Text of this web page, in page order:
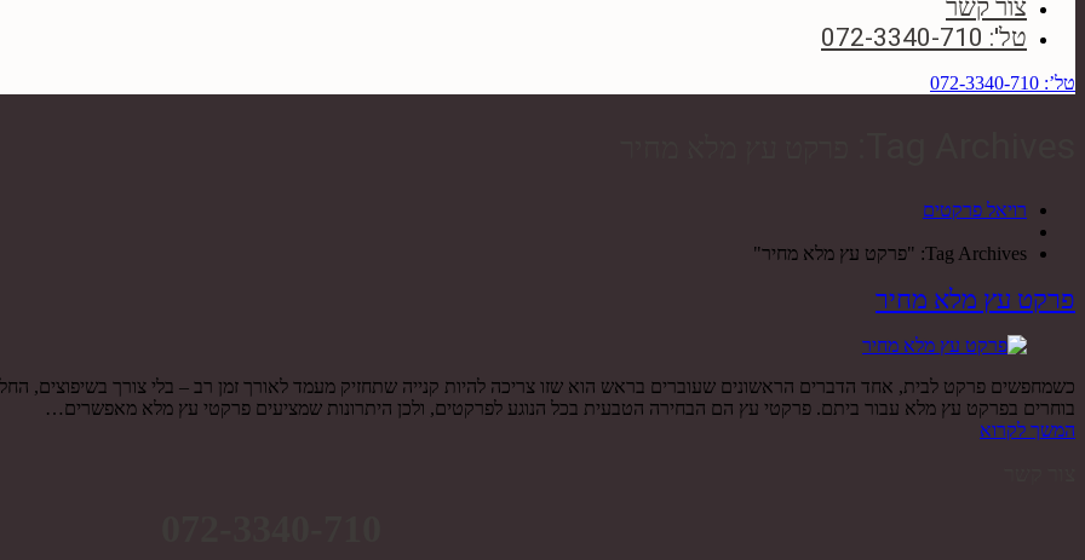
צור קשר
טל': 072-3340-710
טל’: 072-3340-710
רויאל פרקטים
Tag Archives: "פרקט עץ מלא מחיר"
פרקט עץ מלא מחיר
כשמחפשים פרקט לבית, אחד הדברים הראשונים שעוברים בראש הוא שזו צריכה להיות קנייה שתחזיק מעמד לאורך זמן רב – בלי צורך בשיפוצים,
בוחרים בפרקט עץ מלא עבור ביתם. פרקטי עץ הם הבחירה הטבעית בכל הנוגע לפרקטים, ולכן היתרונות שמציעים פרקטי עץ מלא מאפשרים…
המשך לקרוא